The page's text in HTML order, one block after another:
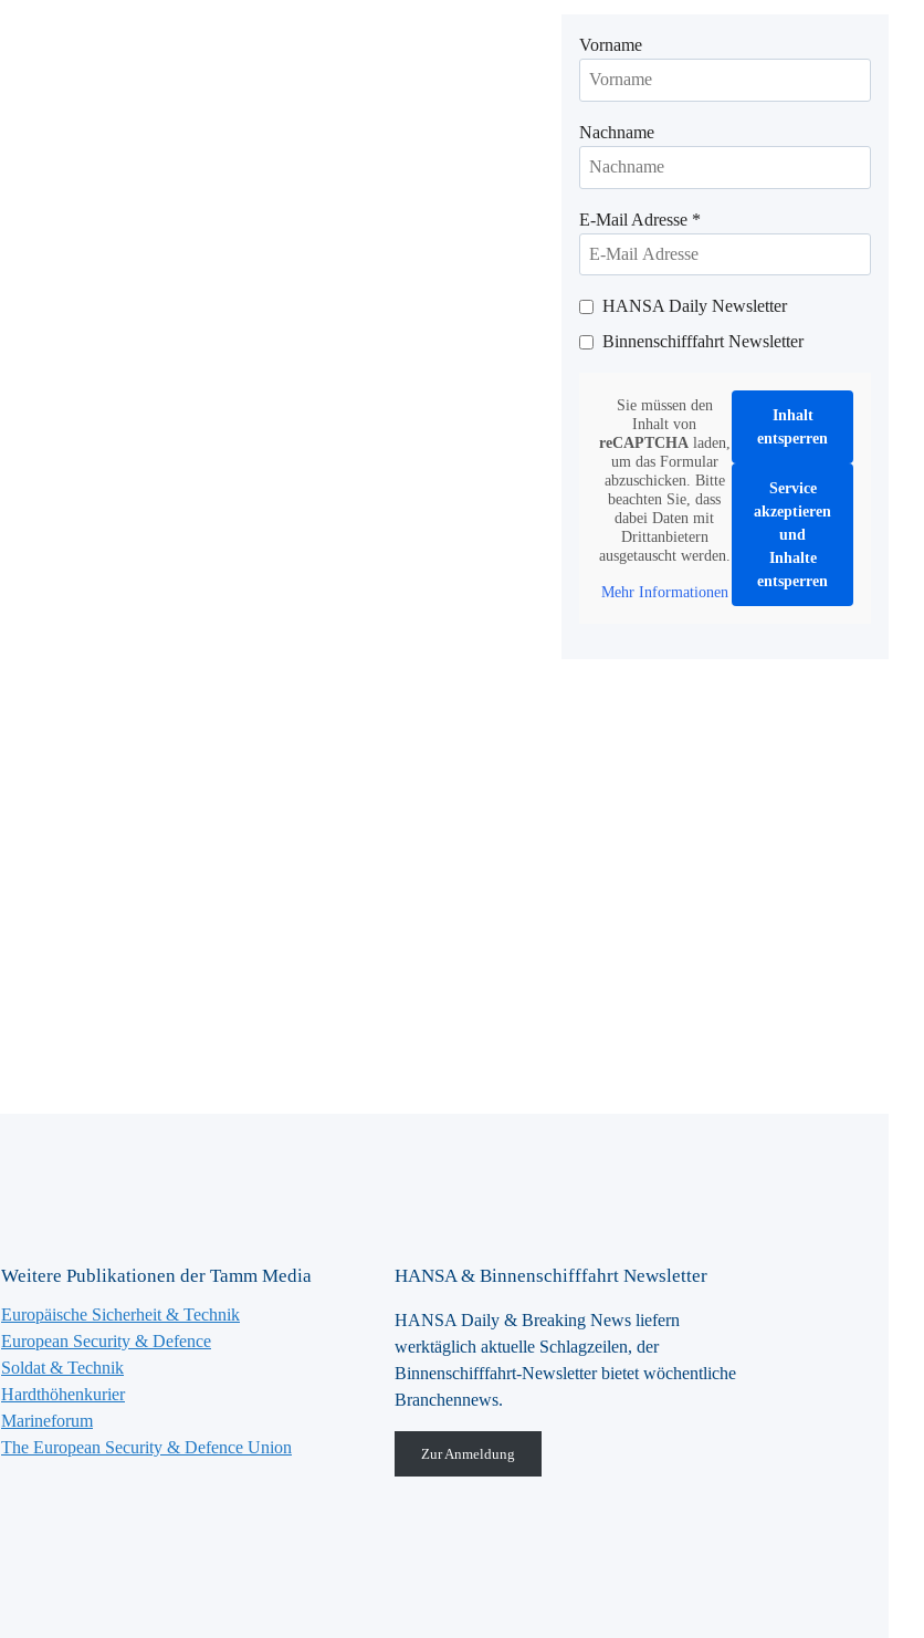
Vorname
Nachname
E-Mail Adresse *
HANSA Daily Newsletter
Binnenschifffahrt Newsletter
Sie müssen den
Inhalt von
reCAPTCHA laden,
um das Formular
abzuschicken. Bitte
beachten Sie, dass
dabei Daten mit
Drittanbietern
ausgetauscht werden.
Mehr Informationen
Inhalt
entsperren
Service
akzeptieren
und
Inhalte
entsperren
Weitere Publikationen der Tamm Media
Europäische Sicherheit & Technik
European Security & Defence
Soldat & Technik
Hardthöhenkurier
Marineforum
The European Security & Defence Union
HANSA & Binnenschifffahrt Newsletter
HANSA Daily & Breaking News liefern
werktäglich aktuelle Schlagzeilen, der
Binnenschifffahrt-Newsletter bietet wöchentliche
Branchennews.
Zur Anmeldung